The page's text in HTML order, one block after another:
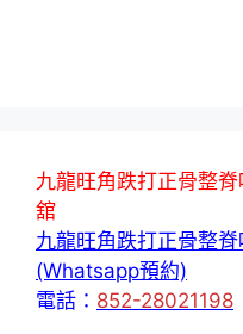
九龍旺角跌打正骨整
舘
九龍旺角跌打正骨整
(Whatsapp預約)
電話： 852-28021198